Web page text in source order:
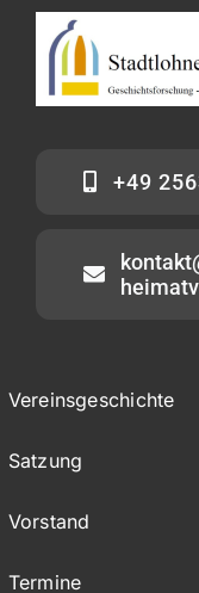
+49
Vereinsgeschichte
Satzung
Vorstand
Termine